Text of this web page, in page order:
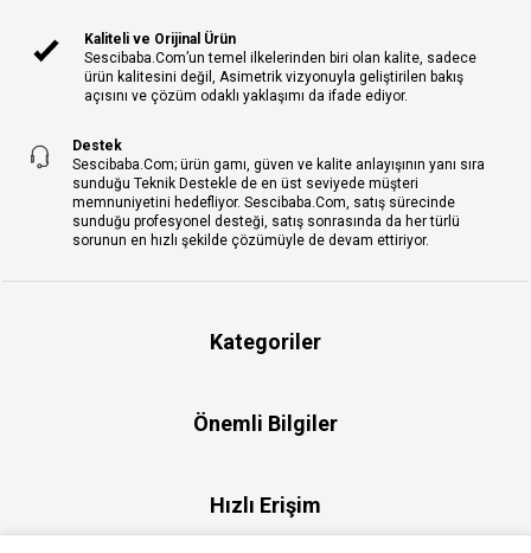
Kaliteli ve Orijinal Ürün
Sescibaba.Com’un temel ilkelerinden biri olan kalite, sadece
ürün kalitesini değil, Asimetrik vizyonuyla geliştirilen bakış
açısını ve çözüm odaklı yaklaşımı da ifade ediyor.
Destek
Sescibaba.Com; ürün gamı, güven ve kalite anlayışının yanı sıra
sunduğu Teknik Destekle de en üst seviyede müşteri
memnuniyetini hedefliyor. Sescibaba.Com, satış sürecinde
sunduğu profesyonel desteği, satış sonrasında da her türlü
sorunun en hızlı şekilde çözümüyle de devam ettiriyor.
Kategoriler
Önemli Bilgiler
Hızlı Erişim